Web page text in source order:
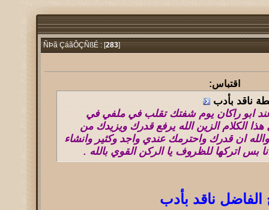
ÑÞã ÇáãÔÇÑßÉ : [
283]
اقتباس:
ناقد بأدب
ابو راكان يوم شفتك تقلب في ملفي في
الكلام الزين الله يرفع قدرك ويزيدك من
ان قدرك واحترمك عندي واجد وكثير وانشاء
بس اتركها للظروف يا الركن القوي بالله .
الفاضل ناقد بأدب